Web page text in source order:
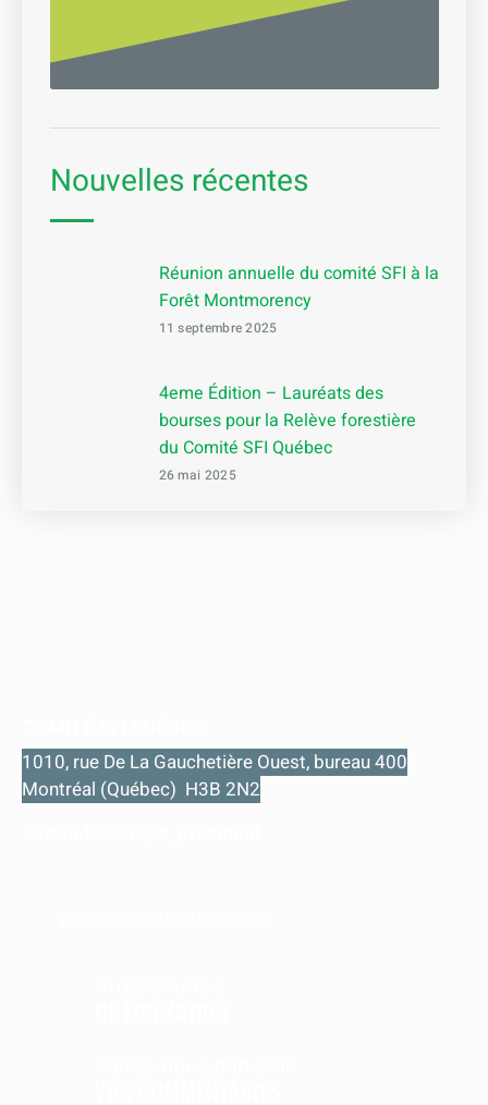
Nouvelles récentes
Réunion annuelle du comité SFI à la
Forêt Montmorency
11 septembre 2025
4eme Édition – Lauréats des
bourses pour la Relève forestière
du Comité SFI Québec
26 mai 2025
1010, rue De La Gauchetière Ouest, bureau 400
Montréal (Québec) H3B 2N2